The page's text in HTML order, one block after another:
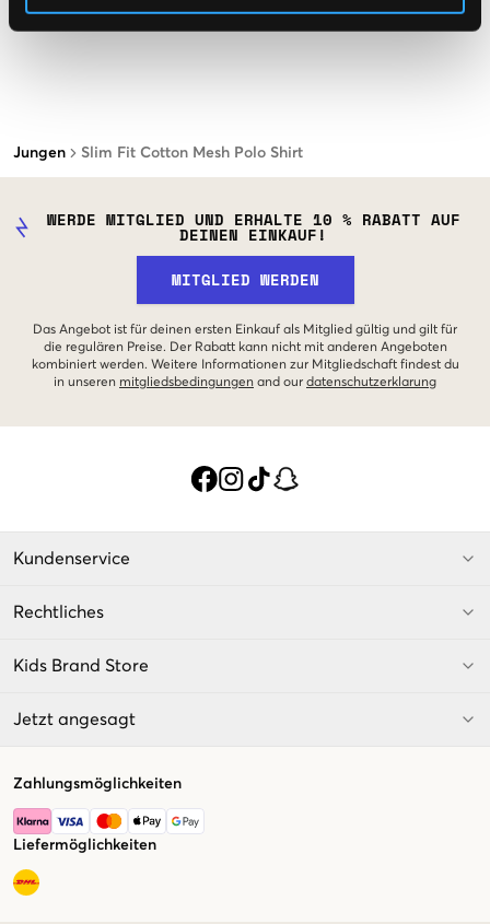
Jungen Slim Fit Cotton Mesh Polo Shirt
WERDE MITGLIED UND ERHALTE 10 % RABATT AUF
DEINEN EINKAUF!
MITGLIED WERDEN
Das Angebot ist für deinen ersten Einkauf als Mitglied gültig und gilt für
die regulären Preise. Der Rabatt kann nicht mit anderen Angeboten
kombiniert werden. Weitere Informationen zur Mitgliedschaft findest du
in unseren mitgliedsbedingungen and our datenschutzerklarung
Kundenservice
Rechtliches
Kids Brand Store
Jetzt angesagt
Zahlungsmöglichkeiten
Liefermöglichkeiten